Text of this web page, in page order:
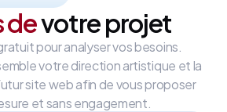
devotre projet
pour analyser vos besoins.
votre direction artistique et la
site web afin de vous proposer
et sans engagement.